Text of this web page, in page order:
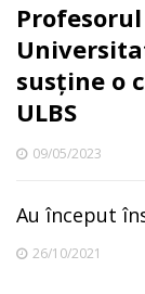
susține o
ULBS
09/05/2023
Au început
26/10/2021